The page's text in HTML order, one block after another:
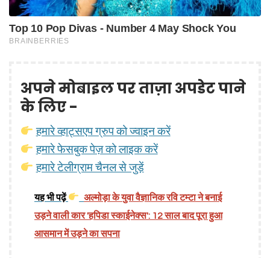
अपने मोबाइल पर ताज़ा अपडेट पाने
के लिए -
हमारे व्हाट्सएप ग्रुप को ज्वाइन करें
हमारे फेसबुक पेज़ को लाइक करें
हमारे टेलीग्राम चैनल से जुड़ें
यह भी पढ़ें
अल्मोड़ा के युवा वैज्ञानिक रवि टम्टा ने बनाई
उड़ने वाली कार 'हपिडा स्काईनेक्स': 12 साल बाद पूरा हुआ
आसमान में उड़ने का सपना